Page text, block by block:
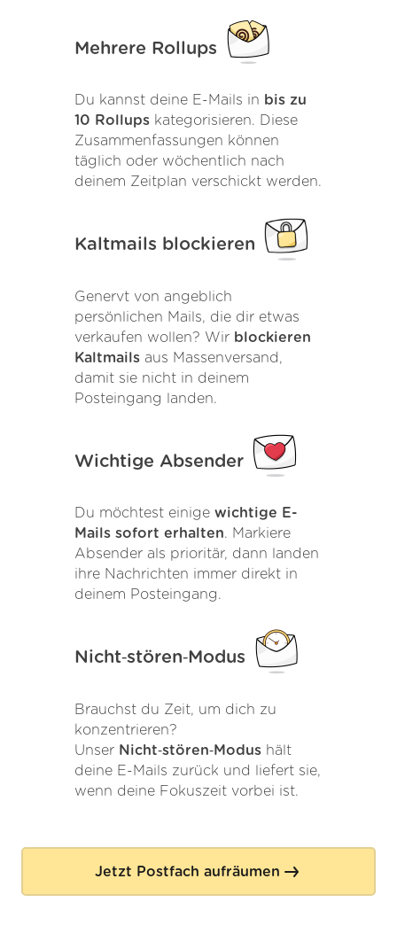
Mehrere Rollups
Du kannst deine E-Mails in bis zu
10 Rollups kategorisieren. Diese
Zusammenfassungen können
täglich oder wöchentlich nach
deinem Zeitplan verschickt werden.
Kaltmails blockieren
Genervt von angeblich
persönlichen Mails, die dir etwas
verkaufen wollen? Wir blockieren
Kaltmails aus Massenversand,
damit sie nicht in deinem
Posteingang landen.
Wichtige Absender
Du möchtest einige wichtige E-
Mails sofort erhalten. Markiere
Absender als prioritär, dann landen
ihre Nachrichten immer direkt in
deinem Posteingang.
Nicht‑stören‑Modus
Brauchst du Zeit, um dich zu
konzentrieren?
Unser Nicht‑stören‑Modus hält
deine E-Mails zurück und liefert sie,
wenn deine Fokuszeit vorbei ist.
Jetzt Postfach aufräumen